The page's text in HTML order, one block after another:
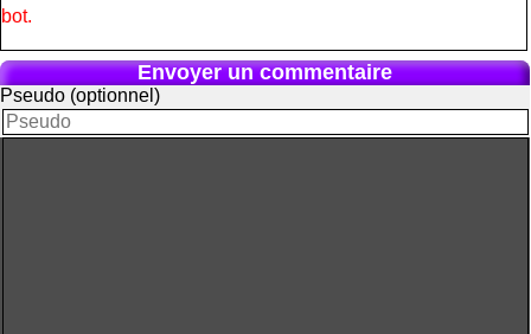
bot.
Envoyer un commentaire
Pseudo (optionnel)